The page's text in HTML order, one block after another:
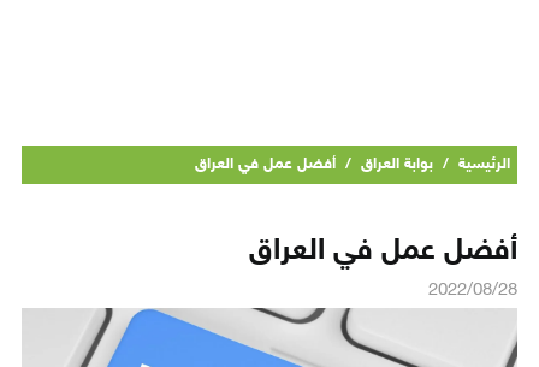
الرئيسية / بوابة العراق / أفضل عمل في العراق
أفضل عمل في العراق
2022/08/28